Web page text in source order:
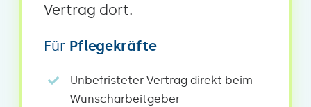
Vertrag dort.
Für Pflegekräfte
Unbefristeter Vertrag direkt beim
Wunscharbeitgeber